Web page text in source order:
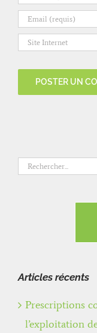
Rechercher:
Articles récents
Prescriptions
l’exploitation